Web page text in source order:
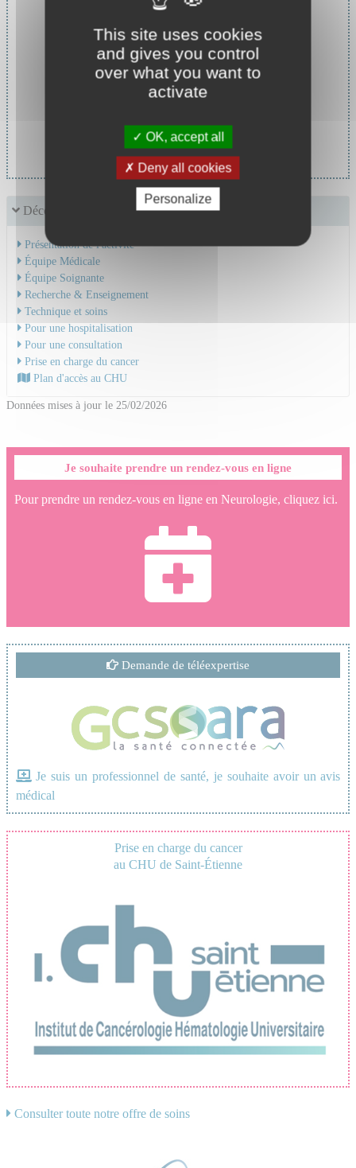
Pr CAMDESSANCHE Jean-
Philippe
Découvrir le service
Présentation de l'activité
Équipe Médicale
Équipe Soignante
Recherche & Enseignement
Technique et soins
Pour une hospitalisation
Pour une consultation
Prise en charge du cancer
Plan d'accès au CHU
Données mises à jour le 25/02/2026
Je souhaite prendre un rendez-vous en ligne
Pour prendre un rendez-vous en ligne en Neurologie, cliquez ici.
Demande de téléexpertise
Je suis un professionnel de santé, je souhaite avoir un avis
médical
Prise en charge du cancer
au CHU de Saint-Étienne
Consulter toute notre offre de soins
This site uses cookies
and gives you control
over what you want to
activate
OK, accept all
Deny all cookies
Personalize